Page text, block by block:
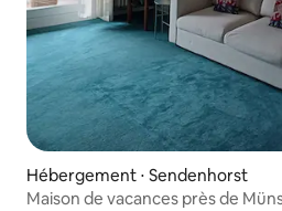
Hébergement ⋅ Sendenhorst
Maison de vacances près de